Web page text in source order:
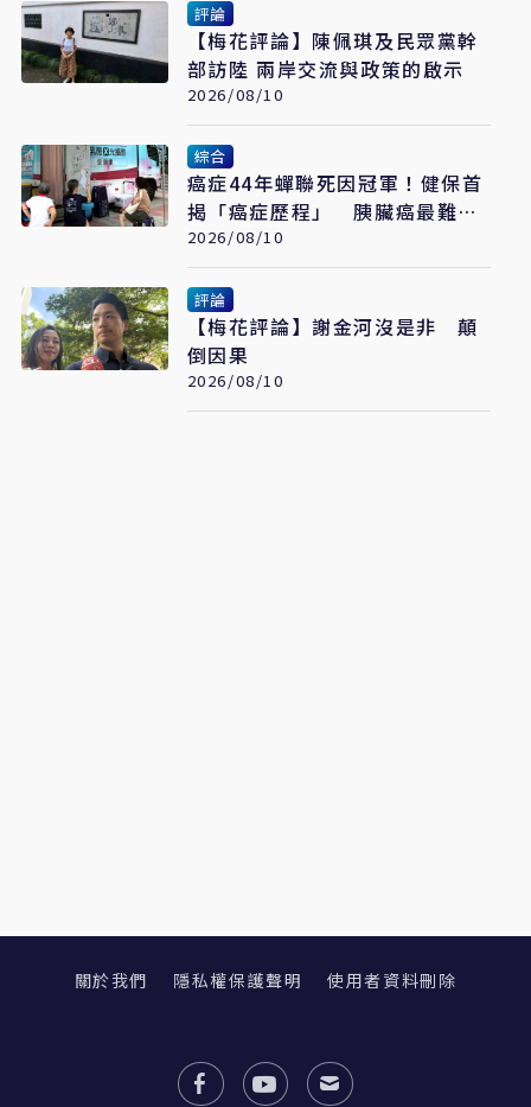
評論
【梅花評論】陳佩琪及民眾黨幹
部訪陸 兩岸交流與政策的啟示
2026/08/10
綜合
癌症44年蟬聯死因冠軍！健保首
揭「癌症歷程」 胰臟癌最難
治、肺癌驚見院際差41.8個百分
點
2026/08/10
評論
【梅花評論】謝金河沒是非 顛
倒因果
2026/08/10
關於我們 隱私權保護聲明 使用者資料刪除